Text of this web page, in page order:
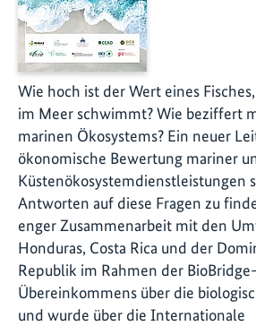
Wie hoch ist der Wert eines
im Meer schwimmt? Wie beziffert
marinen Ökosystems? Ein neuer
ökonomische Bewertung mariner
Küstenökosystemdienstleistungen
Antworten auf diese Fragen zu
enger Zusammenarbeit mit den
Honduras, Costa Rica und der
Republik im Rahmen der
Übereinkommens über die
und wurde über die Internationale